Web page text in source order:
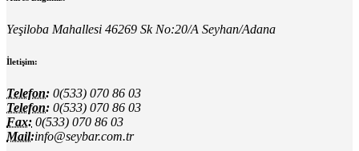
Yeşiloba Mahallesi 46269 Sk No:20/A Seyhan/Adana
İletişim:
Telefon: 0(533) 070 86 03
Telefon: 0(533) 070 86 03
Fax: 0(533) 070 86 03
Mail:info@seybar.com.tr